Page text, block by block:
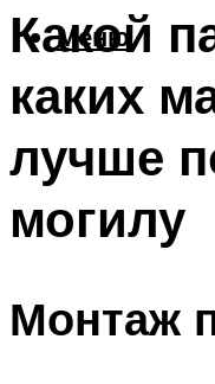
Меню
Какой
каких
лучше
могилу
Монтаж